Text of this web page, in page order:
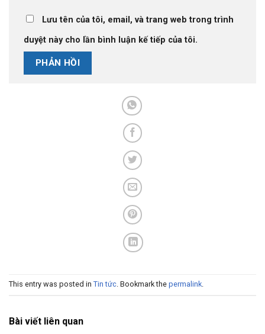
Lưu tên của tôi, email, và trang web trong trình
duyệt này cho lần bình luận kế tiếp của tôi.
This entry was posted in Tin tức. Bookmark the permalink.
Bài viết liên quan